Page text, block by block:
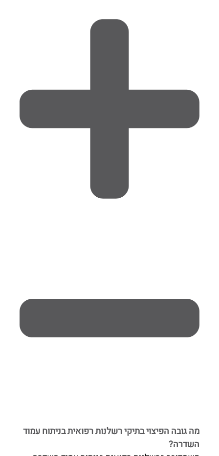
מה גובה הפיצוי בתיקי רשלנות רפואית בניתוח עמוד
השדרה?